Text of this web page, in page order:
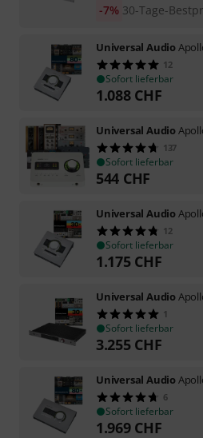
30-Tage-
-7%
Universal Audio
12
Sofort lieferbar
1.088 CHF
Universal Audio
137
Sofort lieferbar
544 CHF
Universal Audio
12
Sofort lieferbar
1.175 CHF
Universal Audio
1
Sofort lieferbar
3.255 CHF
Universal Audio
6
Sofort lieferbar
1.969 CHF